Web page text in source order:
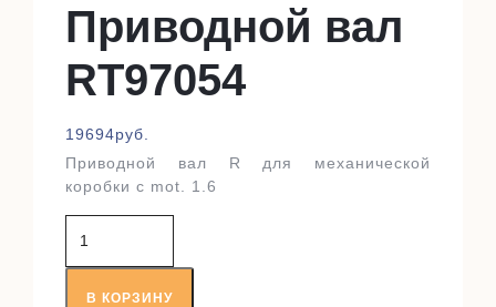
Приводной вал
RT97054
19694руб.
Приводной вал R для механической
коробки с mot. 1.6
товара
Приводной
валВ КОРЗИНУ